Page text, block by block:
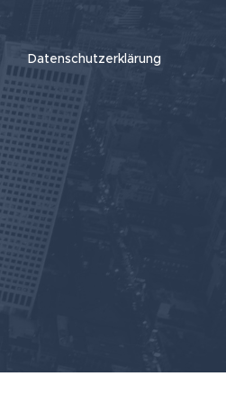
Datenschutzerklärung